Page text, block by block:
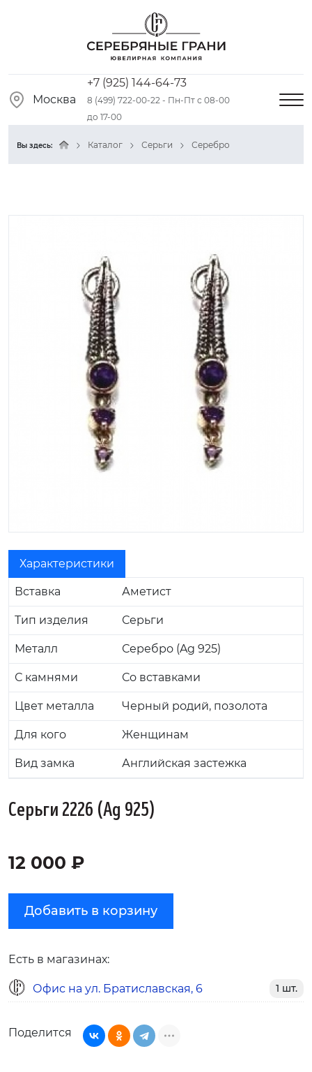
Москва
+7 (925) 144-64-73
8 (499) 722-00-22 - Пн-Пт с 08-00
до 17-00
Вы здесь: Каталог Серьги Серебро
Характеристики
Вставка Аметист
Тип изделия Серьги
Металл Серебро (Ag 925)
С камнями Со вставками
Цвет металла Черный родий, позолота
Для кого Женщинам
Вид замка Английская застежка
Серьги 2226 (Ag 925)
12 000 ₽
Добавить в корзину
Есть в магазинах:
Офис на ул. Братиславская, 6 1 шт.
Поделится